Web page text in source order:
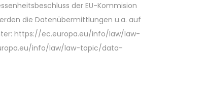
der EU-Kommision
die Datenübermittlungen u.a. auf
https://ec.europa.eu/info/law/law-
info/law/law-topic/data-